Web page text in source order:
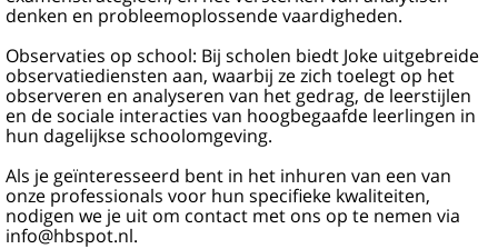
denken en probleemoplossende vaardigheden.
Observaties op school: Bij scholen biedt Joke uitgebreide
observatiediensten aan, waarbij ze zich toelegt op het
observeren en analyseren van het gedrag, de leerstijlen
en de sociale interacties van hoogbegaafde leerlingen in
hun dagelijkse schoolomgeving.
Als je geïnteresseerd bent in het inhuren van een van
onze professionals voor hun specifieke kwaliteiten,
nodigen we je uit om contact met ons op te nemen via
info@hbspot.nl.